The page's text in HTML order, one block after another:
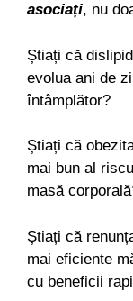
asociați, nu
Știați că
evolua ani de
întâmplător?
Știați că
mai bun al
masă
Știați că
mai eficiente
cu beneficii